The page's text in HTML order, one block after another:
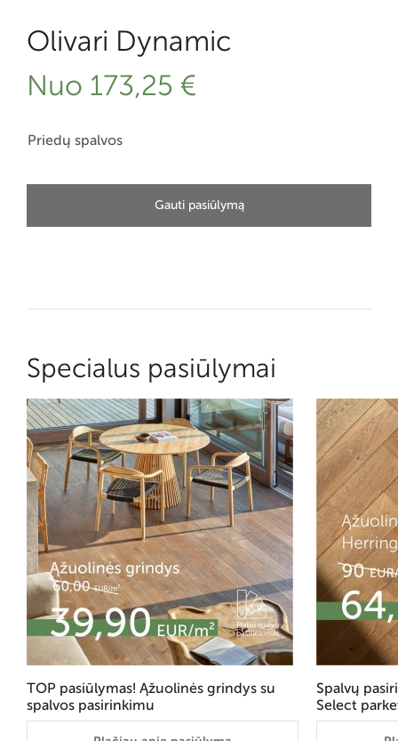
Olivari Dynamic
Nuo 173,25 €
Priedų spalvos
Gauti pasiūlymą
Specialus pasiūlymai
TOP pasiūlymas! Ąžuolinės grindys su
spalvos pasirinkimu
Spalvų
Select